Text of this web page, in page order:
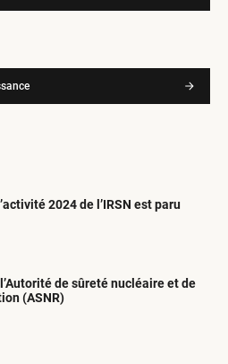
2024 de l’IRSN est paru
de sûreté nucléaire et de
(ASNR)